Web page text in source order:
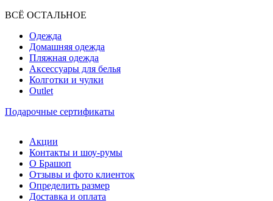
ВCЁ ОСТАЛЬНОЕ
Одежда
Домашняя одежда
Пляжная одежда
Аксессуары для белья
Колготки и чулки
Outlet
Подарочные сертификаты
Акции
Контакты и шоу-румы
О Брашоп
Отзывы и фото клиенток
Определить размер
Доставка и оплата